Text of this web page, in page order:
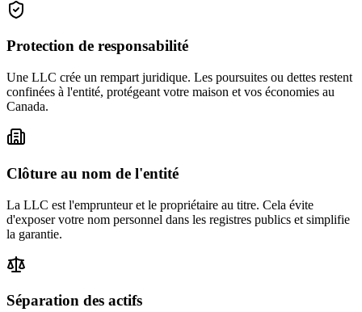
Protection de responsabilité
Une LLC crée un rempart juridique. Les poursuites ou dettes restent
confinées à l'entité, protégeant votre maison et vos économies au
Canada.
Clôture au nom de l'entité
La LLC est l'emprunteur et le propriétaire au titre. Cela évite
d'exposer votre nom personnel dans les registres publics et simplifie
la garantie.
Séparation des actifs